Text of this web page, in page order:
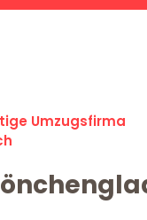
Umzugsfirma